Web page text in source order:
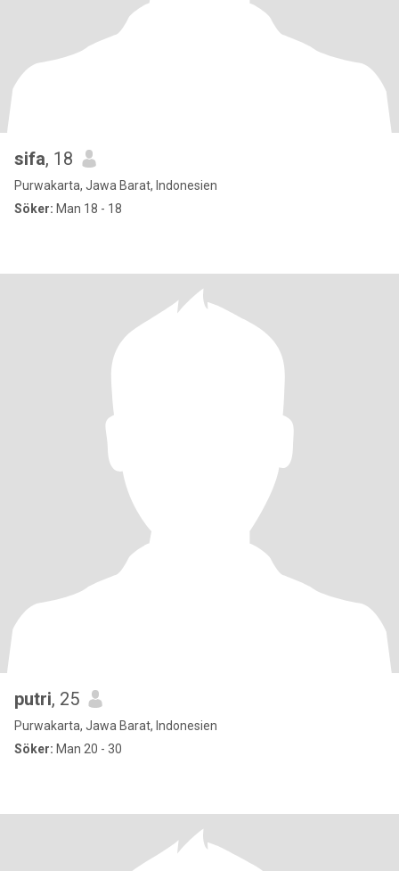
sifa, 18
Purwakarta, Jawa Barat, Indonesien
Söker: Man 18 - 18
putri, 25
Purwakarta, Jawa Barat, Indonesien
Söker: Man 20 - 30